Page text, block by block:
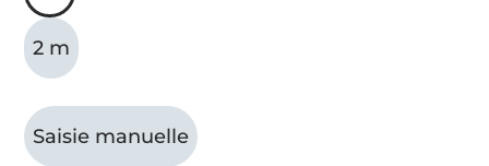
2 m
Saisie manuelle